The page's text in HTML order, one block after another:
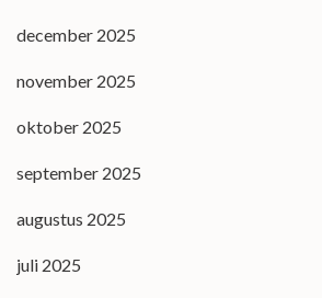
december 2025
november 2025
oktober 2025
september 2025
augustus 2025
juli 2025